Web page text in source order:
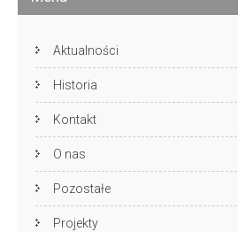
Aktualności
Historia
Kontakt
O nas
Pozostałe
Projekty